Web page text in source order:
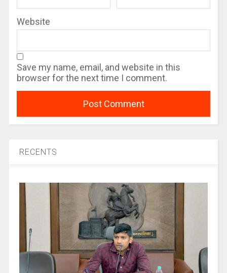
Website
Save my name, email, and website in this
browser for the next time I comment.
RECENTS